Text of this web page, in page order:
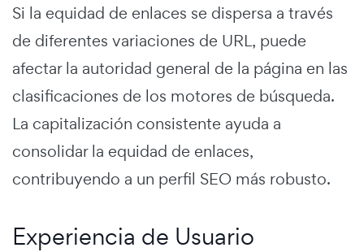
Si la equidad de enlaces se dispersa a través
de diferentes variaciones de URL, puede
afectar la autoridad general de la página en las
clasificaciones de los motores de búsqueda.
La capitalización consistente ayuda a
consolidar la equidad de enlaces,
contribuyendo a un perfil SEO más robusto.
Experiencia de Usuario